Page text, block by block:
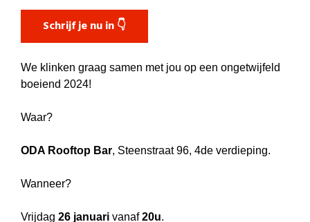
Schrijf je nu in 👇
We klinken graag samen met jou op een ongetwijfeld
boeiend 2024!
Waar?
ODA Rooftop Bar, Steenstraat 96, 4de verdieping.
Wanneer?
Vrijdag26 januari vanaf20u.